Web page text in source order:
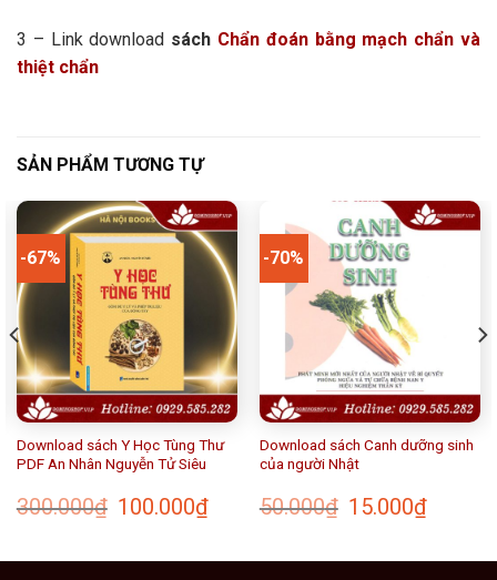
3 – Link download sách Chẩn đoán bằng mạch chẩn và
thiệt chẩn
SẢN PHẨM TƯƠNG TỰ
-67%
Download sách Y Học Tùng Thư
PDF An Nhân Nguyễn Tử Siêu
300.000₫
Giá
gốc
100.000₫Giá
hiện
100.000₫.
-70%
Download sách Canh dưỡng sinh
của người Nhật
50.000₫
Giá
gốc
15.000₫Giá
hiện
15.000₫.